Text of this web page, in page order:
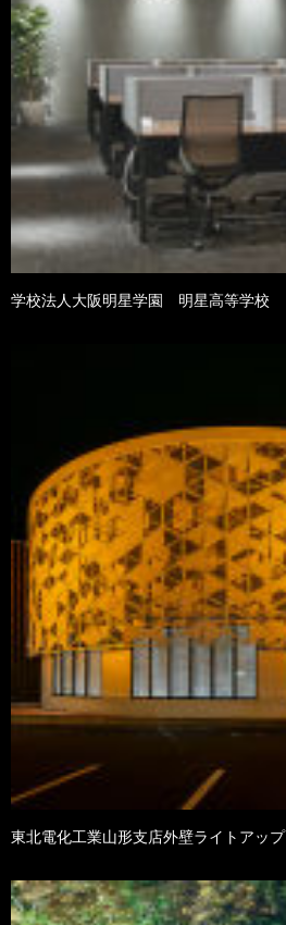
学校法人大阪明星学園 明星高等学校
東北電化工業山形支店外壁ライトアップ